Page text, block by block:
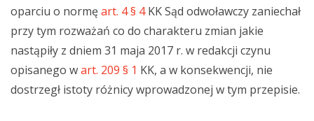
oparciu o normęart. 4 § 4KK Sąd odwoławczy zaniechał
przy tym rozważań co do charakteru zmian jakie
nastąpiły z dniem 31 maja 2017 r. w redakcji czynu
opisanego wart. 209 § 1 KK, a w konsekwencji, nie
dostrzegł istoty różnicy wprowadzonej w tym przepisie.